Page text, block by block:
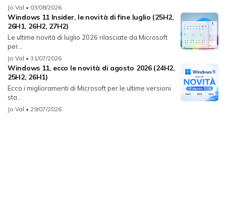
Jo Val • 03/08/2026
Windows 11 Insider, le novità di fine luglio (25H2,
26H1, 26H2, 27H2)
Le ultime novità di luglio 2026 rilasciate da Microsoft
per...
Jo Val • 31/07/2026
Windows 11, ecco le novità di agosto 2026 (24H2,
25H2, 26H1)
Ecco i miglioramenti di Microsoft per le ultime versioni
sta...
Jo Val • 29/07/2026